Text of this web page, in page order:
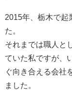
2015年、栃木で起
た。
それまでは職人と
ていた私ですが、
ぐ向き合える会社
ました。